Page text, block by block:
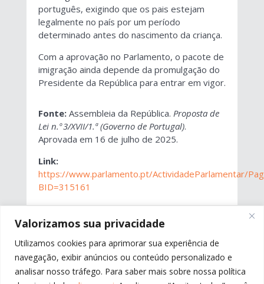
Valorizamos sua privacidade
Utilizamos cookies para aprimorar sua experiência de
navegação, exibir anúncios ou conteúdo personalizado e
analisar nosso tráfego. Para saber mais sobre nossa política
português, exigindo que os pais estejam
legalmente no país por um período
determinado antes do nascimento da criança.
Com a aprovação no Parlamento, o pacote de
imigração ainda depende da promulgação do
Presidente da República para entrar em vigor.
Fonte: Assembleia da República. Proposta de
Lei n.º 3/XVII/1.ª (Governo de Portugal).
Aprovada em 16 de julho de 2025.
Link:
https://www.parlamento.pt/ActividadeParlamentar/
BID=315161
←ANTERIOR